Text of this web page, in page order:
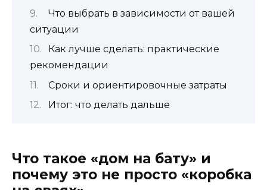
Что выбрать в зависимости от вашей
ситуации
Как лучше сделать: практические
рекомендации
Сроки и ориентировочные затраты
Итог: что делать дальше
Что такое «дом на бату» и
почему это не просто «коробка